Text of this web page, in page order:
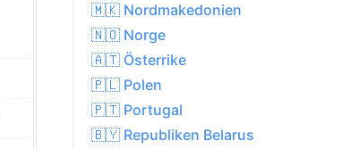
25.7°C
19.4°C
🇲🇰 Nordmakedonien
🇳🇴 Norge
🇦🇹 Österrike
🇵🇱 Polen
🇵🇹 Portugal
🇧🇾 Republiken Belarus